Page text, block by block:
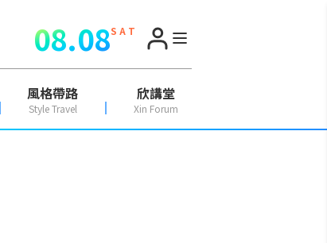
08.08S A T
風格帶路
Style Travel
欣講堂
Xin Forum